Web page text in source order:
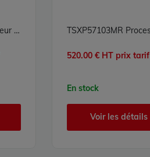
TSXP57102M Processeur Modicon Premium Schneider Electric
520.00 € HT prix tarif
En stock
Voir les détails